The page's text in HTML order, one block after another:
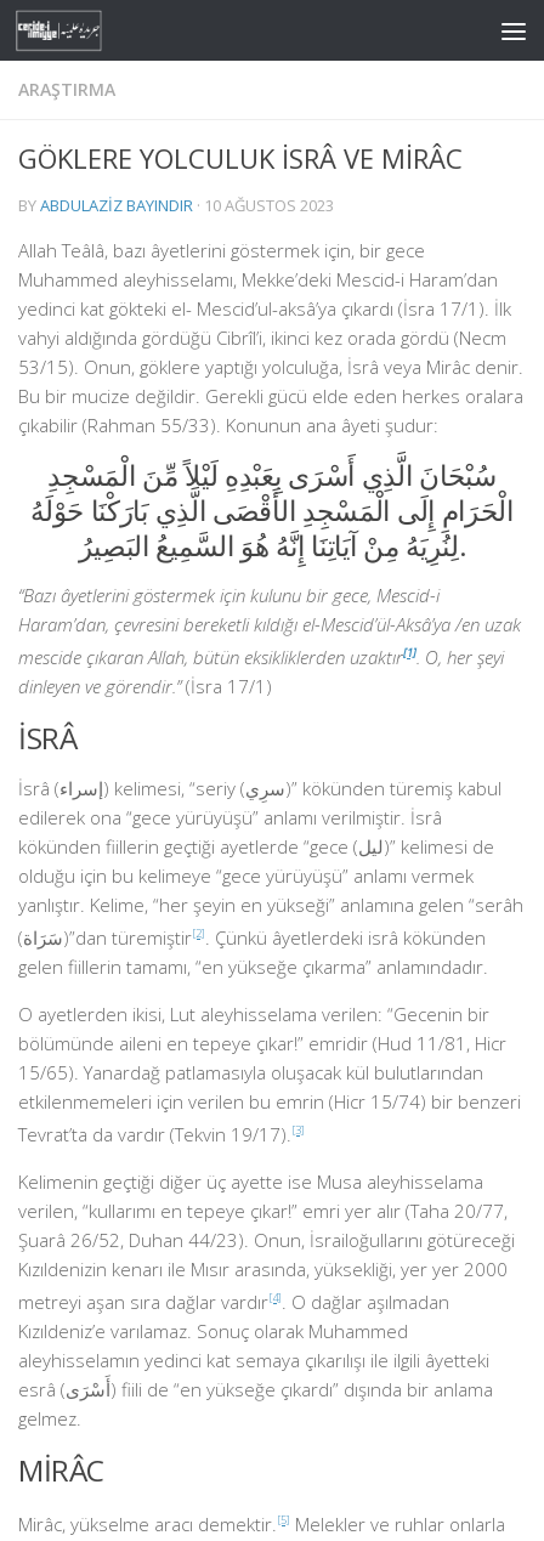
Skip to content
ARAŞTIRMA
GÖKLERE YOLCULUK İSRÂ VE MİRÂC
BYABDULAZIZ BAYINDIR · 10 AĞUSTOS 2023
Allah Teâlâ, bazı âyetlerini göstermek için, bir gece
Muhammed aleyhisselamı, Mekke’deki Mescid-i Haram’dan
yedinci kat gökteki el- Mescid’ul-aksâ’ya çıkardı (İsra 17/1). İlk
vahyi aldığında gördüğü Cibrîl’i, ikinci kez orada gördü (Necm
53/15). Onun, göklere yaptığı yolculuğa, İsrâ veya Mirâc denir.
Bu bir mucize değildir. Gerekli gücü elde eden herkes oralara
çıkabilir (Rahman 55/33). Konunun ana âyeti şudur:
سُبْحَانَ الَّذِي أَسْرَى بِعَبْدِهِ لَيْلاً مِّنَ الْمَسْجِدِ
الْحَرَامِ إِلَى الْمَسْجِدِ الأَقْصَى الَّذِي بَارَكْنَا حَوْلَهُ
لِنُرِيَهُ مِنْ آيَاتِنَا إِنَّهُ هُوَ السَّمِيعُ البَصِيرُ.
“Bazı âyetlerini göstermek için kulunu bir gece, Mescid-i
Haram’dan, çevresini bereketli kıldığı el-Mescid’ül-Aksâ’ya /en uzak
mescide çıkaran Allah, bütün eksikliklerden uzaktır[1]. O, her şeyi
dinleyen ve görendir.”(İsra 17/1)
İSRÂ
İsrâ (إسراء) kelimesi, “seriy (سرِي)” kökünden türemiş kabul
edilerek ona “gece yürüyüşü” anlamı verilmiştir. İsrâ
kökünden fiillerin geçtiği ayetlerde “gece (ليل)” kelimesi de
olduğu için bu kelimeye “gece yürüyüşü” anlamı vermek
yanlıştır. Kelime, “her şeyin en yükseği” anlamına gelen “serâh
(سَرَاة)”dan türemiştir[2]. Çünkü âyetlerdeki isrâ kökünden
gelen fiillerin tamamı, “en yükseğe çıkarma” anlamındadır.
O ayetlerden ikisi, Lut aleyhisselama verilen: “Gecenin bir
bölümünde aileni en tepeye çıkar!” emridir (Hud 11/81, Hicr
15/65). Yanardağ patlamasıyla oluşacak kül bulutlarından
etkilenmemeleri için verilen bu emrin (Hicr 15/74) bir benzeri
Tevrat’ta da vardır (Tekvin 19/17).[3]
Kelimenin geçtiği diğer üç ayette ise Musa aleyhisselama
verilen, “kullarımı en tepeye çıkar!” emri yer alır (Taha 20/77,
Şuarâ 26/52, Duhan 44/23). Onun, İsrailoğullarını götüreceği
Kızıldenizin kenarı ile Mısır arasında, yüksekliği, yer yer 2000
metreyi aşan sıra dağlar vardır[4]. O dağlar aşılmadan
Kızıldeniz’e varılamaz. Sonuç olarak Muhammed
aleyhisselamın yedinci kat semaya çıkarılışı ile ilgili âyetteki
esrâ (أَسْرَى) fiili de “en yükseğe çıkardı” dışında bir anlama
gelmez.
MİRÂC
Mirâc, yükselme aracı demektir.[5] Melekler ve ruhlar onlarla